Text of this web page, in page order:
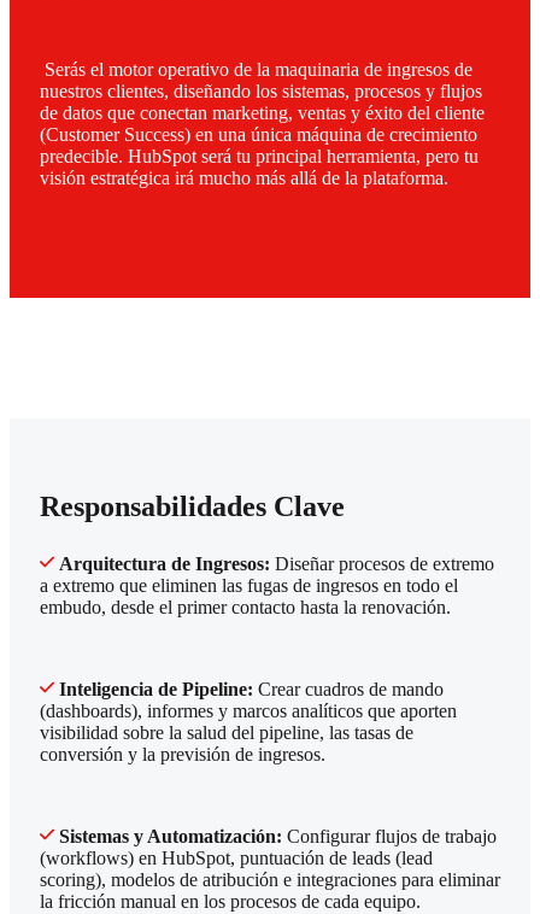
Serás el motor operativo de la maquinaria de ingresos de
nuestros clientes, diseñando los sistemas, procesos y flujos
de datos que conectan marketing, ventas y éxito del cliente
(Customer Success) en una única máquina de crecimiento
predecible. HubSpot será tu principal herramienta, pero tu
visión estratégica irá mucho más allá de la plataforma.
Responsabilidades Clave
Arquitectura de Ingresos: Diseñar procesos de extremo
a extremo que eliminen las fugas de ingresos en todo el
embudo, desde el primer contacto hasta la renovación.
Inteligencia de Pipeline:Crear cuadros de mando
(dashboards), informes y marcos analíticos que aporten
visibilidad sobre la salud del pipeline, las tasas de
conversión y la previsión de ingresos.
Sistemas y Automatización:Configurar flujos de trabajo
(workflows) en HubSpot, puntuación de leads (lead
scoring), modelos de atribución e integraciones para eliminar
la fricción manual en los procesos de cada equipo.